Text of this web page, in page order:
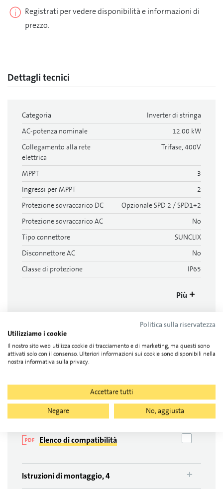
Registrati per vedere disponibilità e informazioni di
prezzo.
Dettagli tecnici
Categoria
Inverter di stringa
AC-potenza nominale
12.00 kW
Collegamento alla rete
elettrica
Trifase, 400V
MPPT
3
Ingressi per MPPT
2
Protezione sovraccarico DC
Opzionale SPD 2 / SPD1+2
Protezione sovraccarico AC
No
Tipo connettore
SUNCLIX
Disconnettore AC
No
Classe di protezione
IP65
Più
Documenti
scheda tecnica 1
Elenco di compatibilità
Istruzioni di montaggio, 4
Politica sulla riservatezza
Utilizziamo i cookie
Il nostro sito web utilizza cookie di tracciamento e di marketing, ma questi sono
attivati solo con il consenso. Ulteriori informazioni sui cookie sono disponibili nella
nostra informativa sulla privacy.
Accettare tutti
Negare
No, aggiusta